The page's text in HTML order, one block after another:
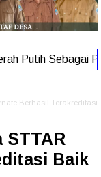
Putih Sebagai
Berhasil Terakreditasi
Baik